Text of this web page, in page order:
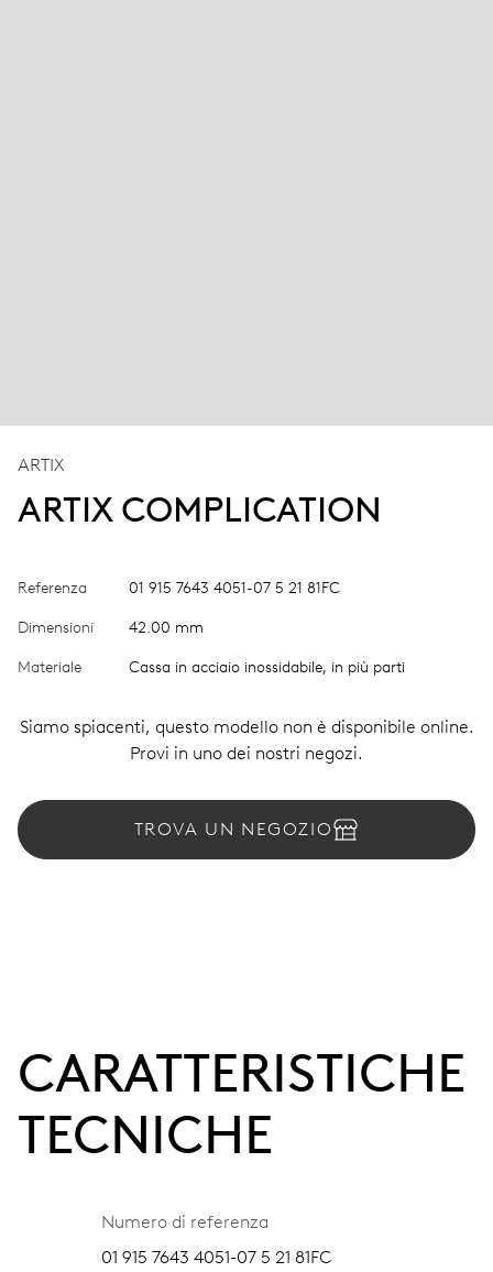
ARTIX
ARTIX COMPLICATION
Referenza 01 915 7643 4051-07 5 21 81FC
Dimensioni 42.00 mm
Materiale Cassa in acciaio inossidabile, in più parti
Siamo spiacenti, questo modello non è disponibile online.
Provi in uno dei nostri negozi.
TROVA UN NEGOZIO
CARATTERISTICHE
TECNICHE
Numero di referenza
01 915 7643 4051-07 5 21 81FC